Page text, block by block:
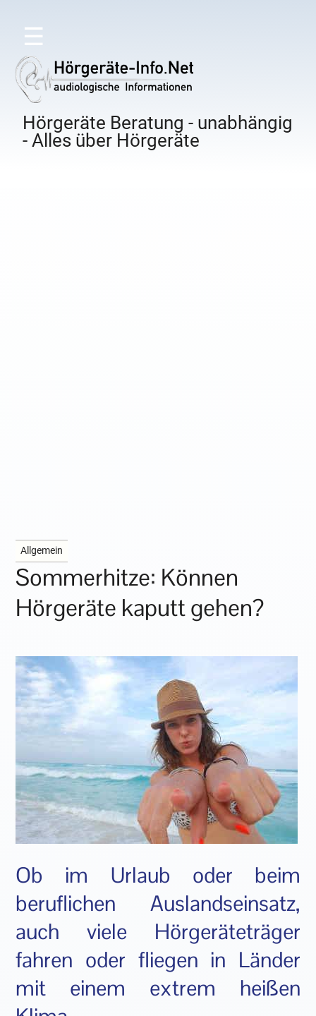
☰
Hörgeräte Beratung - unabhängig
- Alles über Hörgeräte
Allgemein
Sommerhitze: Können
Hörgeräte kaputt gehen?
Ob im Urlaub oder beim
beruflichen Auslandseinsatz,
auch viele Hörgeräteträger
fahren oder fliegen in Länder
mit einem extrem heißen